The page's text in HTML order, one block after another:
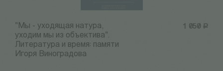
1 050 Р
"Мы - уходящая натура,
уходим мы из объектива".
Литература и время: памяти
Игоря Виноградова